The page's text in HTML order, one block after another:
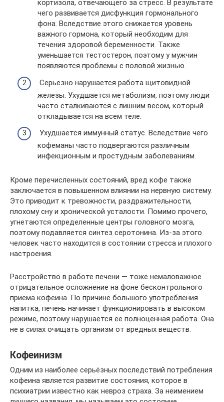
кортизола, отвечающего за стресс. В результате
чего развивается дисфункция гормонального
фона. Вследствие этого снижается уровень
важного гормона, который необходим для
течения здоровой беременности. Также
уменьшается тестостерон, поэтому у мужчин
появляются проблемы с половой жизнью.
​Серьезно нарушается работа щитовидной
железы. Ухудшается метаболизм, поэтому люди
часто сталкиваются с лишним весом, который
откладывается на всем теле.
​Ухудшается иммунный статус. Вследствие чего
кофеманы часто подвергаются различным
инфекционным и простудным заболеваниям.
Кроме перечисленных состояний, вред кофе также
заключается в повышенном влиянии на нервную систему.
Это приводит к тревожности, раздражительности,
плохому сну и хронической усталости. Помимо прочего,
угнетаются определенные центры головного мозга,
поэтому подавляется синтез серотонина. Из-за этого
человек часто находится в состоянии стресса и плохого
настроения.
Расстройство в работе печени — тоже немаловажное
отрицательное осложнение на фоне бесконтрольного
приема кофеина. По причине большого употребления
напитка, печень начинает функционировать в высоком
режиме, поэтому нарушается ее полноценная работа. Она
не в силах очищать организм от вредных веществ.
Кофеинизм
Одним из наиболее серьёзных последствий потребления
кофеина является развитие состояния, которое в
психиатрии известно как невроз страха. За неимением